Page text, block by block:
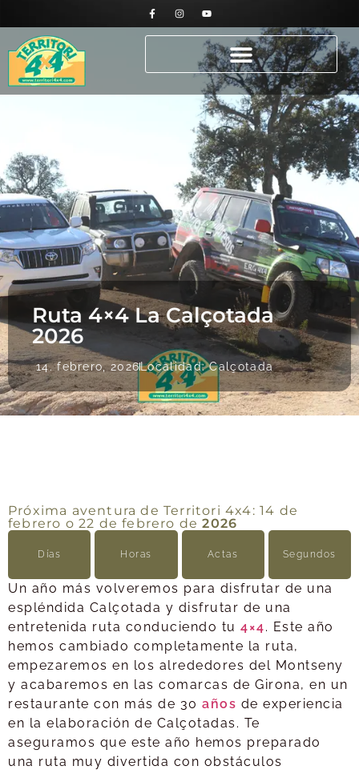
Ruta 4×4 La Calçotada
2026
14. febrero, 2026Localidad: Calçotada
Próxima aventura de Territori 4x4: 14 de
febrero o 22 de febrero de2026
Días Horas Actas Segundos
Un año más volveremos para disfrutar de una
espléndida Calçotada y disfrutar de una
entretenida ruta conduciendo tu 4×4. Este año
hemos cambiado completamente la ruta,
empezaremos en los alrededores del Montseny
y acabaremos en las comarcas de Girona, en un
restaurante con más de 30 años de experiencia
en la elaboración de Calçotadas. Te
aseguramos que este año hemos preparado
una ruta muy divertida con obstáculos